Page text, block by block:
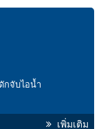
กจับไอน้ำ
เพิ่มเติม